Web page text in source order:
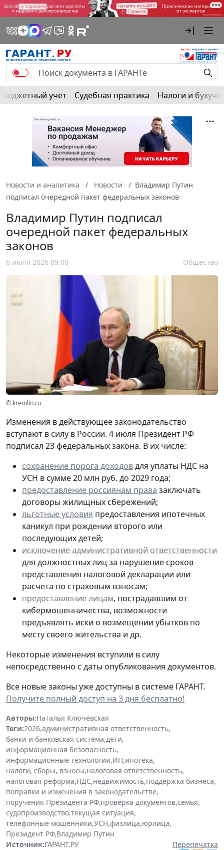
Бюджетный учет Судебная практика Налоги и
Новости и аналитика Новости
Владимир Путин
подписал очередной пакет федеральных законов
Владимир Путин подписал
очередной пакет федеральных
законов
6 июля 2026 09:00 Общество
© kremlin.ru
Изменения в действующее законодательство
вступают в силу в России. 4 июля Президент РФ
подписал 23 федеральных закона. В их числе:
сохранение порога доходовдля уплаты НДС на
УСН в сумме 20 млн руб. до 2029 года;
предоставление россиянам права заключать
договоры жилищных сбережений;
льготные условия предоставления ипотечных
каникул при рождении второго или
последующих детей;
исключение административной ответственности
для должностных лиц за нарушение сроков
представления налоговой декларации или
расчета по страховым взносам;
предоставление лицам, пострадавшим от
кибермошенничества, возможности
предъявлять иски о возмещении убытков по
месту своего жительства и др.
Некоторые изменения вступили в силу
непосредственно с даты опубликования документов.
Все новые законы уже доступны в системе ГАРАНТ.
Получите полный доступ на 3 дня бесплатно!
Авторы:Наталья Ключевская
Теги:2026,административная ответственность,
банки и банковская система,дети,
информационная безопасность,
информационные технологии,ИП,ипотека,
налоги, сборы, взносы,налоговая ответственность,
налоговая реформа,НДС,недвижимость,поддержка бизнеса,
поправки и изменения в законодательстве,
поручения Президента РФ,проверка документов,семья,
судопроизводство,текущая ситуация,
телефонные мошенники,УСН,физлица,юрлица,
Президент РФ,Владимир Путин
Источник:ГАРАНТ.РУ
Перепечатка